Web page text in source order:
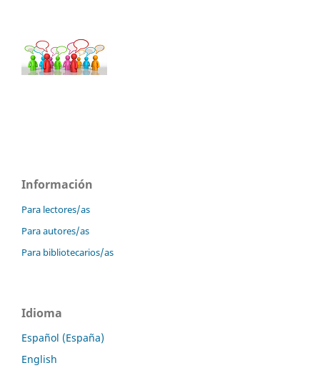
Información
Para lectores/as
Para autores/as
Para bibliotecarios/as
Idioma
Español (España)
English